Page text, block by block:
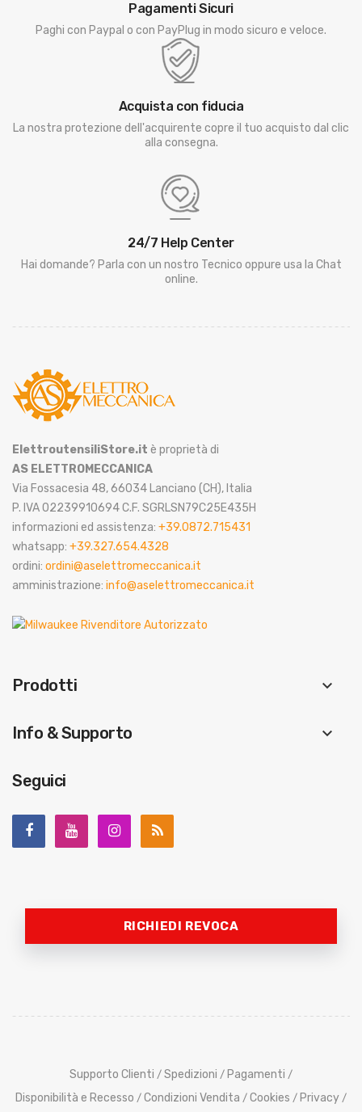
Pagamenti Sicuri
Paghi con Paypal o con PayPlug in modo sicuro e veloce.
Acquista con fiducia
La nostra protezione dell'acquirente copre il tuo acquisto dal clic
alla consegna.
24/7 Help Center
Hai domande? Parla con un nostro Tecnico oppure usa la Chat
online.
ElettroutensiliStore.it è proprietà di
AS ELETTROMECCANICA
Via Fossacesia 48, 66034 Lanciano (CH), Italia
P. IVA 02239910694 C.F. SGRLSN79C25E435H
informazioni ed assistenza: +39.0872.715431
whatsapp: +39.327.654.4328
ordini: ordini@aselettromeccanica.it
amministrazione: info@aselettromeccanica.it
Prodotti keyboard_arrow_down
Info & Supporto keyboard_arrow_down
Seguici
RICHIEDI REVOCA
Supporto Clienti / Spedizioni / Pagamenti /
Disponibilità e Recesso / Condizioni Vendita / Cookies / Privacy /